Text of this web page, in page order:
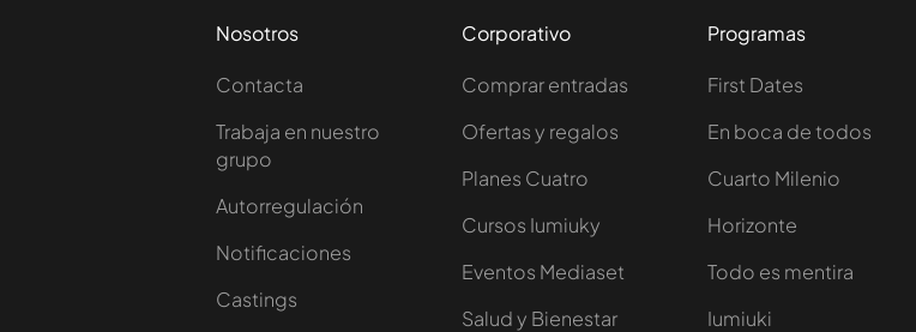
Nosotros
Contacta
Trabaja en nuestro
grupo
Autorregulación
Notificaciones
Castings
Corporativo
Comprar entradas
Ofertas y regalos
Planes Cuatro
Cursos Iumiuky
Eventos Mediaset
Salud y Bienestar
Programas
First Dates
En boca de todos
Cuarto Milenio
Horizonte
Todo es mentira
Iumiuki